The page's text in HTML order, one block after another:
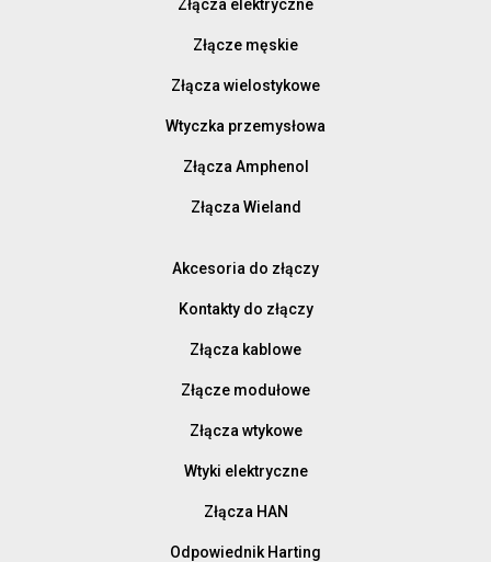
Złącza elektryczne
Złącze męskie
Złącza wielostykowe
Wtyczka przemysłowa
Złącza Amphenol
Złącza Wieland
Akcesoria do złączy
Kontakty do złączy
Złącza kablowe
Złącze modułowe
Złącza wtykowe
Wtyki elektryczne
Złącza HAN
Odpowiednik Harting